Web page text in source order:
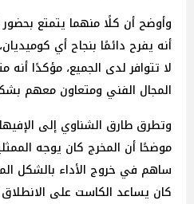
وأوضح أن كلًا منهما يتمتع
أنه يفرح دائمًا بنجاح أي
لا تتوافر لدى الجميع، مؤكدًا
المجال الفني ومتعاون معهم
وتطرق طارق الشناوي إلى
موضحًا أن المخرج كان يوجه
ساهم في خروج الأداء بالشكل
كان يساعد الكاست على الانطلاق